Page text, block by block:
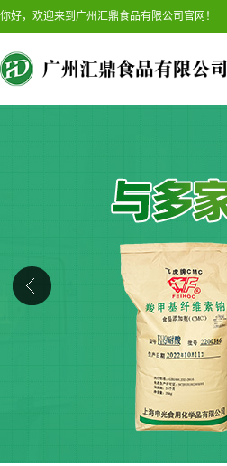
你好，欢迎来到广州汇鼎食品有限公司官网！